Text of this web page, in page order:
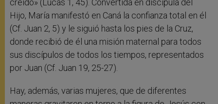
creído» (Lucas 1, 45). Convertida en discípula del
Hijo, María manifestó en Caná la confianza total en él
(Cf. Juan 2, 5) y le siguió hasta los pies de la Cruz,
donde recibió de él una misión maternal para todos
sus discípulos de todos los tiempos, representados
por Juan (Cf. Juan 19, 25-27).
Hay, además, varias mujeres, que de diferentes